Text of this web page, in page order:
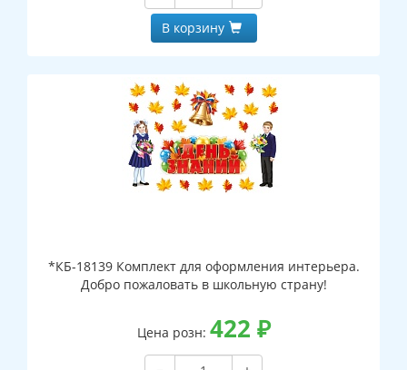
В корзину
*КБ-18139 Комплект для оформления интерьера.
Добро пожаловать в школьную страну!
Цена розн: 422 ₽